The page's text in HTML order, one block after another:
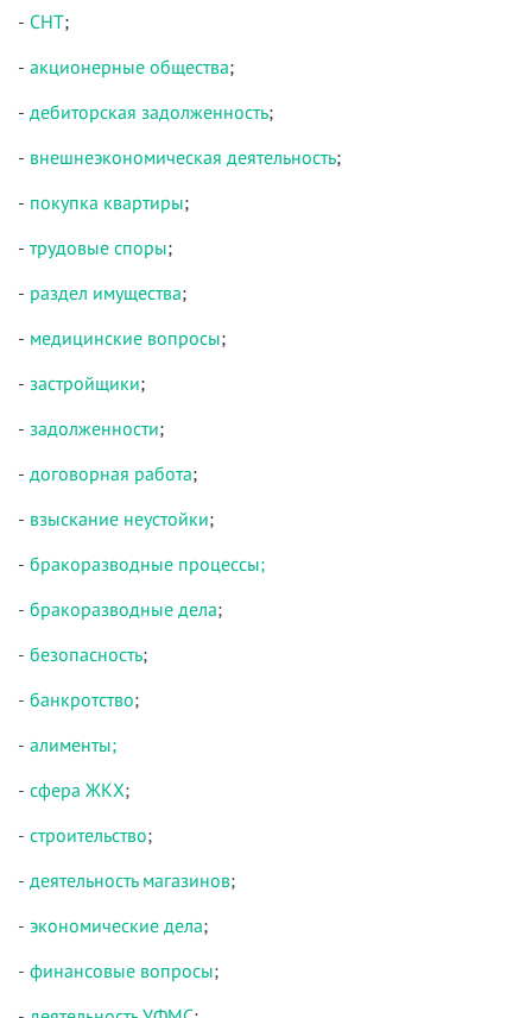
- СНТ;
- акционерные общества;
- дебиторская задолженность;
- внешнеэкономическая деятельность;
- покупка квартиры;
- трудовые споры;
- раздел имущества;
- медицинские вопросы;
- застройщики;
- задолженности;
- договорная работа;
- взыскание неустойки;
- бракоразводные процессы;
- бракоразводные дела;
- безопасность;
- банкротство;
- алименты;
- сфера ЖКХ;
- строительство;
- деятельность магазинов;
- экономические дела;
- финансовые вопросы;